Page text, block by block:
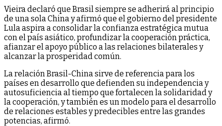
Vieira declaró que Brasil siempre se adherirá al principio
de una sola China y afirmó que el gobierno del presidente
Lula aspira a consolidar la confianza estratégica mutua
con el país asiático, profundizar la cooperación práctica,
afianzar el apoyo público a las relaciones bilaterales y
alcanzar la prosperidad común.
La relación Brasil-China sirve de referencia para los
países en desarrollo que defienden su independencia y
autosuficiencia al tiempo que fortalecen la solidaridad y
la cooperación, y también es un modelo para el desarrollo
de relaciones estables y predecibles entre las grandes
potencias, afirmó.